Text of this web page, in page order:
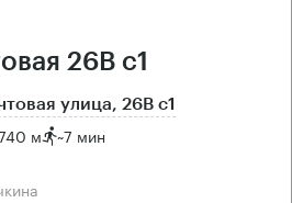
26В с1
улица, 26В с1
м ~7 мин